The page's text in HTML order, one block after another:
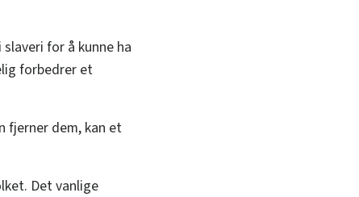
for å kunne ha
forbedrer et
fjerner dem, kan et
Det vanlige